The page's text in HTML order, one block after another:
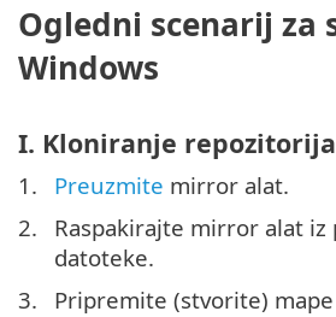
Ogledni scenarij za
Windows
I. Kloniranje repozitorija
1. Preuzmite mirror alat.
2.
Raspakirajte mirror alat iz
datoteke.
3.
Pripremite (stvorite) mape